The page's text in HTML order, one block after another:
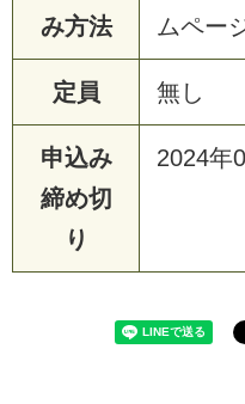
み方法
ムペー
定員 無し
申込み
締め切
り
2024年